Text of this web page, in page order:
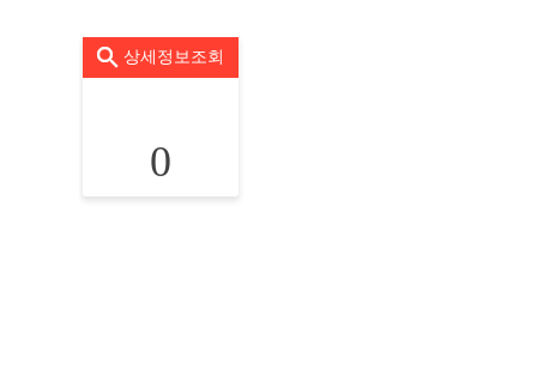
상세정보조회
0